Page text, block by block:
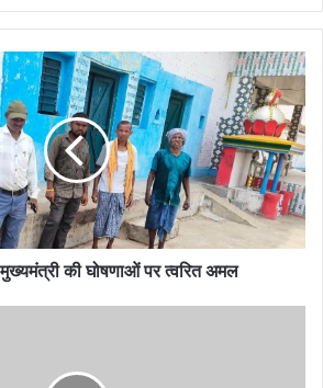
की घोषणाओं पर त्वरित अमल